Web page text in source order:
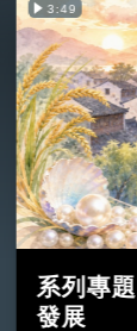
3:49
系列專
發展